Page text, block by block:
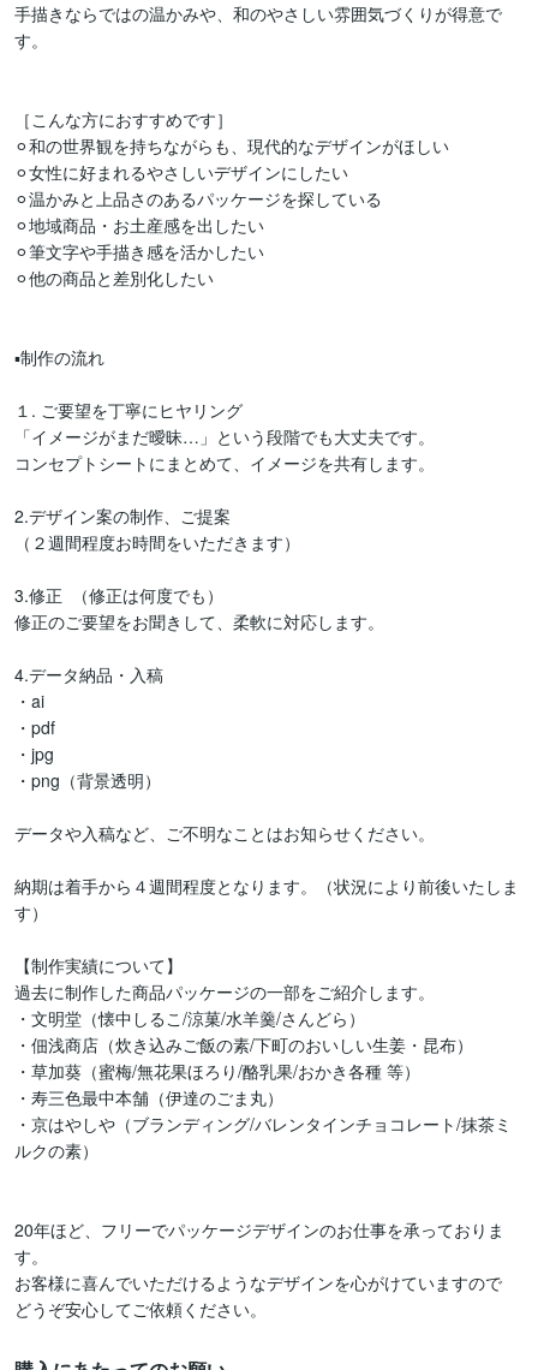
手描きならではの温かみや、和のやさしい雰囲気づくりが得意で
す。
［こんな方におすすめです］
⚪︎和の世界観を持ちながらも、現代的なデザインがほしい
⚪︎女性に好まれるやさしいデザインにしたい
⚪︎温かみと上品さのあるパッケージを探している
⚪︎地域商品・お土産感を出したい
⚪︎筆文字や手描き感を活かしたい
⚪︎他の商品と差別化したい
▪️制作の流れ
１. ご要望を丁寧にヒヤリング
「イメージがまだ曖昧…」という段階でも大丈夫です。
コンセプトシートにまとめて、イメージを共有します。
2.デザイン案の制作、ご提案
（２週間程度お時間をいただきます）
3.修正  （修正は何度でも）
修正のご要望をお聞きして、柔軟に対応します。
4.データ納品・入稿
・ai
・pdf
・jpg
・png（背景透明）
データや入稿など、ご不明なことはお知らせください。
納期は着手から４週間程度となります。（状況により前後いたしま
す）
【制作実績について】
過去に制作した商品パッケージの一部をご紹介します。
・文明堂（懐中しるこ/涼菓/水羊羹/さんどら）
・佃浅商店（炊き込みご飯の素/下町のおいしい生姜・昆布）
・草加葵（蜜梅/無花果ほろり/酪乳果/おかき各種 等）
・寿三色最中本舗（伊達のごま丸）
・京はやしや（ブランディング/バレンタインチョコレート/抹茶ミ
ルクの素）
20年ほど、フリーでパッケージデザインのお仕事を承っておりま
す。
お客様に喜んでいただけるようなデザインを心がけていますので